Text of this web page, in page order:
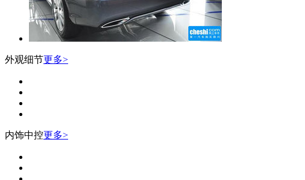
外观细节更多>
内饰中控更多>